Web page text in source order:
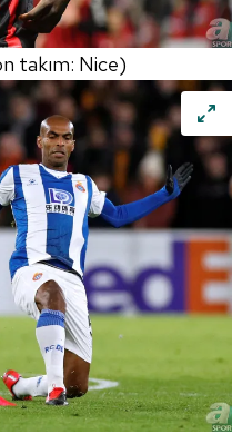
takım: Nice)